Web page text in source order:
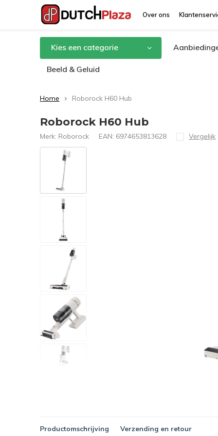
Over ons
Kies een categorie
Beeld & Geluid
Home Roborock H60 Hub
Roborock H60 Hub
Merk: Roborock EAN: 6974653813628 Vergelijk
Productomschrijving Verzending en retour